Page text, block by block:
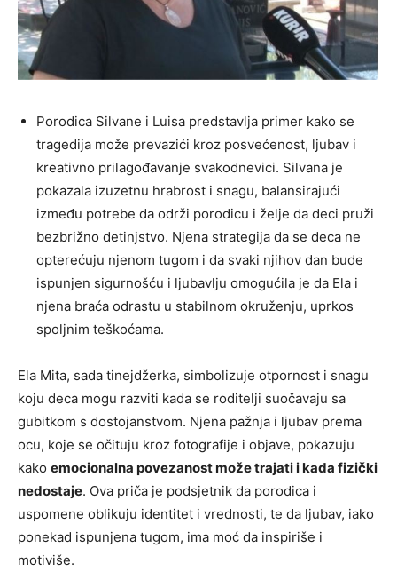
Porodica Silvane i Luisa predstavlja primer kako se
tragedija može prevazići kroz posvećenost, ljubav i
kreativno prilagođavanje svakodnevici. Silvana je
pokazala izuzetnu hrabrost i snagu, balansirajući
između potrebe da održi porodicu i želje da deci pruži
bezbrižno detinjstvo. Njena strategija da se deca ne
opterećuju njenom tugom i da svaki njihov dan bude
ispunjen sigurnošću i ljubavlju omogućila je da Ela i
njena braća odrastu u stabilnom okruženju, uprkos
spoljnim teškoćama.
Ela Mita, sada tinejdžerka, simbolizuje otpornost i snagu
koju deca mogu razviti kada se roditelji suočavaju sa
gubitkom s dostojanstvom. Njena pažnja i ljubav prema
ocu, koje se očituju kroz fotografije i objave, pokazuju
kako emocionalna povezanost može trajati i kada fizički
nedostaje. Ova priča je podsjetnik da porodica i
uspomene oblikuju identitet i vrednosti, te da ljubav, iako
ponekad ispunjena tugom, ima moć da inspiriše i
motiviše.